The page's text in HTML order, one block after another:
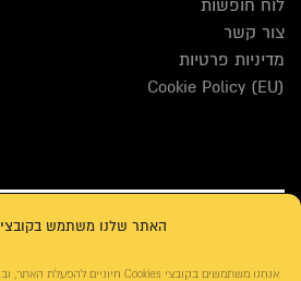
האתר שלנו משתמש בקובצי Cookies
לוח חופשות
צור קשר
מדיניות פרטיות
Cookie Policy (EU)